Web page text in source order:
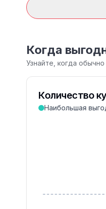
Когда
Узнайте, когда
Количество
Наибольшая